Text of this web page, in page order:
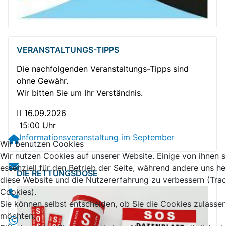
VERANSTALTUNGS-TIPPS
Die nachfolgenden Veranstaltungs-Tipps sind
ohne Gewähr.
Wir bitten Sie um Ihr Verständnis.
16.09.2026
15:00 Uhr
Informationsveranstaltung im September
DIE RETTUNGSDOSE
Wir benutzen Cookies
Wir nutzen Cookies auf unserer Website. Einige von ihnen
essenziell für den Betrieb der Seite, während andere uns
diese Website und die Nutzererfahrung zu verbessern
Cookies).
Sie können selbst entscheiden, ob Sie die Cookies
möchten.